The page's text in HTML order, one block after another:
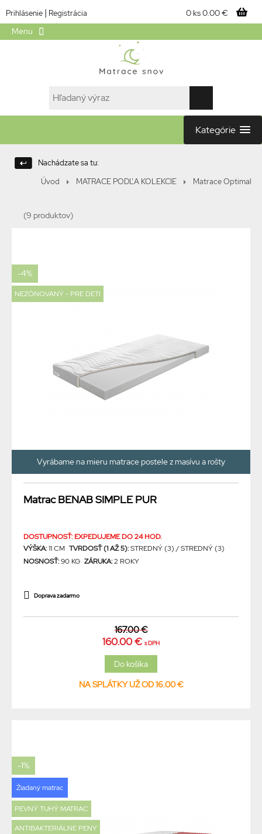
Prihlásenie | Registrácia 0 ks0.00 €
Menu
Kategórie
Nachádzate sa tu:
Úvod
MATRACE PODĽA KOLEKCIE Matrace Optimal
(9 produktov)
-4%
NEZÓNOVANÝ - PRE DETI
Vyrábame na mieru matrace postele z masívu a rošty
Matrac BENAB SIMPLE PUR
DOSTUPNOSŤ: EXPEDUJEME DO 24 HOD.
VÝŠKA:11 CM TVRDOSŤ (1 AŽ 5):STREDNÝ (3) / STREDNÝ (3)
NOSNOSŤ:90 KG ZÁRUKA:2 ROKY
Doprava zadarmo
167.00 €
160.00 € s DPH
NA SPLÁTKY UŽ OD 16.00 €
-1%
Žiadaný matrac
PEVNÝ TUHÝ MATRAC
ANTIBAKTERIÁLNE PENY